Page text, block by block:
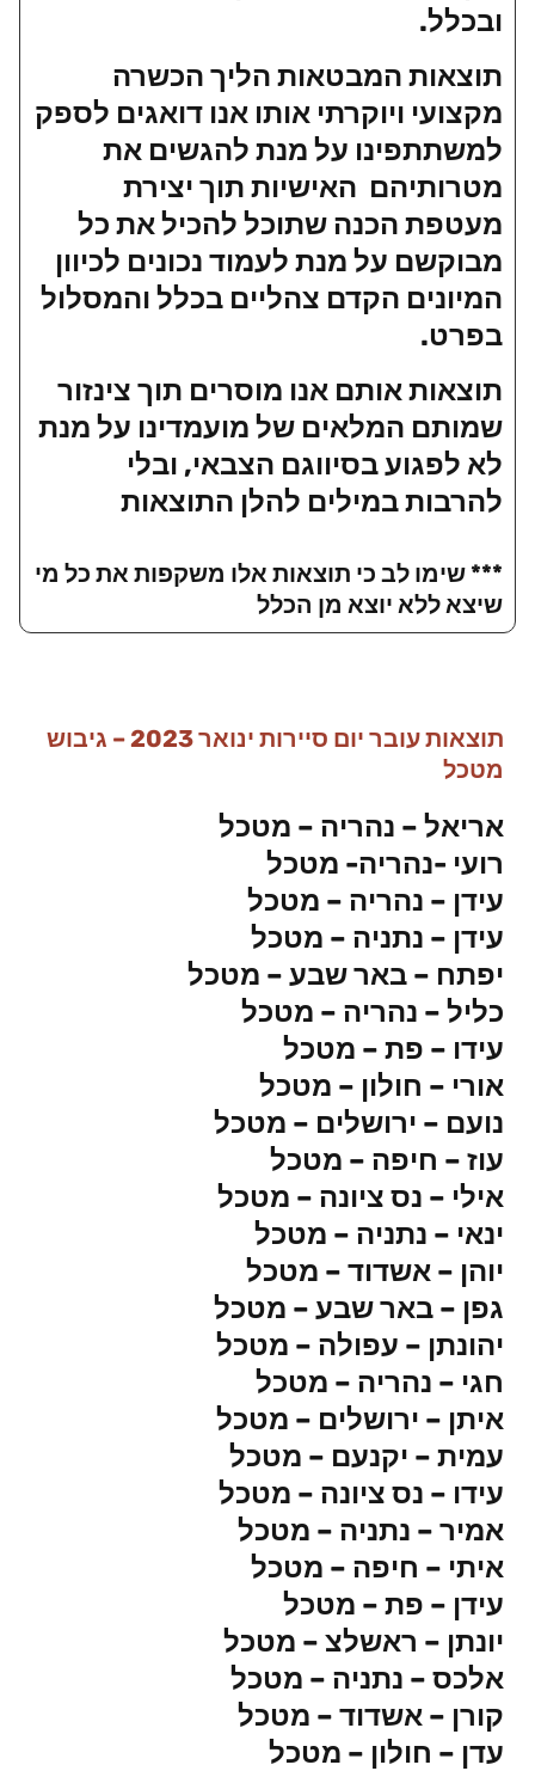
ובכלל.
תוצאות המבטאות הליך הכשרה
מקצועי ויוקרתי אותו אנו דואגים לספק
למשתתפינו על מנת להגשים את
מטרותיהם האישיות תוך יצירת
מעטפת הכנה שתוכל להכיל את כל
מבוקשם על מנת לעמוד נכונים לכיוון
המיונים הקדם צהליים בכלל והמסלול
בפרט.
תוצאות אותם אנו מוסרים תוך צינזור
שמותם המלאים של מועמדינו על מנת
לא לפגוע בסיווגם הצבאי, ובלי
להרבות במילים להלן התוצאות
*** שימו לב כי תוצאות אלו משקפות את כל מי
שיצא ללא יוצא מן הכלל
תוצאות עובר יום סיירות ינואר 2023 – גיבוש
מטכל
אריאל – נהריה – מטכל
רועי -נהריה- מטכל
עידן – נהריה – מטכל
עידן – נתניה – מטכל
יפתח – באר שבע – מטכל
כליל – נהריה – מטכל
עידו – פת – מטכל
אורי – חולון – מטכל
נועם – ירושלים – מטכל
עוז – חיפה – מטכל
אילי – נס ציונה – מטכל
ינאי – נתניה – מטכל
יוהן – אשדוד – מטכל
גפן – באר שבע – מטכל
יהונתן – עפולה – מטכל
חגי – נהריה – מטכל
איתן – ירושלים – מטכל
עמית – יקנעם – מטכל
עידו – נס ציונה – מטכל
אמיר – נתניה – מטכל
איתי – חיפה – מטכל
עידן – פת – מטכל
יונתן – ראשלצ – מטכל
אלכס – נתניה – מטכל
קורן – אשדוד – מטכל
עדן – חולון – מטכל